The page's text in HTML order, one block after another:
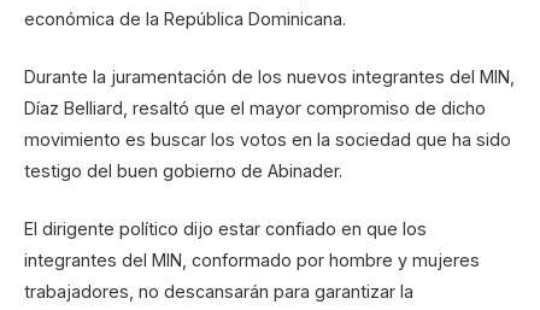
económica de la República Dominicana.
Durante la juramentación de los nuevos integrantes del MIN,
Díaz Belliard, resaltó que el mayor compromiso de dicho
movimiento es buscar los votos en la sociedad que ha sido
testigo del buen gobierno de Abinader.
El dirigente político dijo estar confiado en que los
integrantes del MIN, conformado por hombre y mujeres
trabajadores, no descansarán para garantizar la